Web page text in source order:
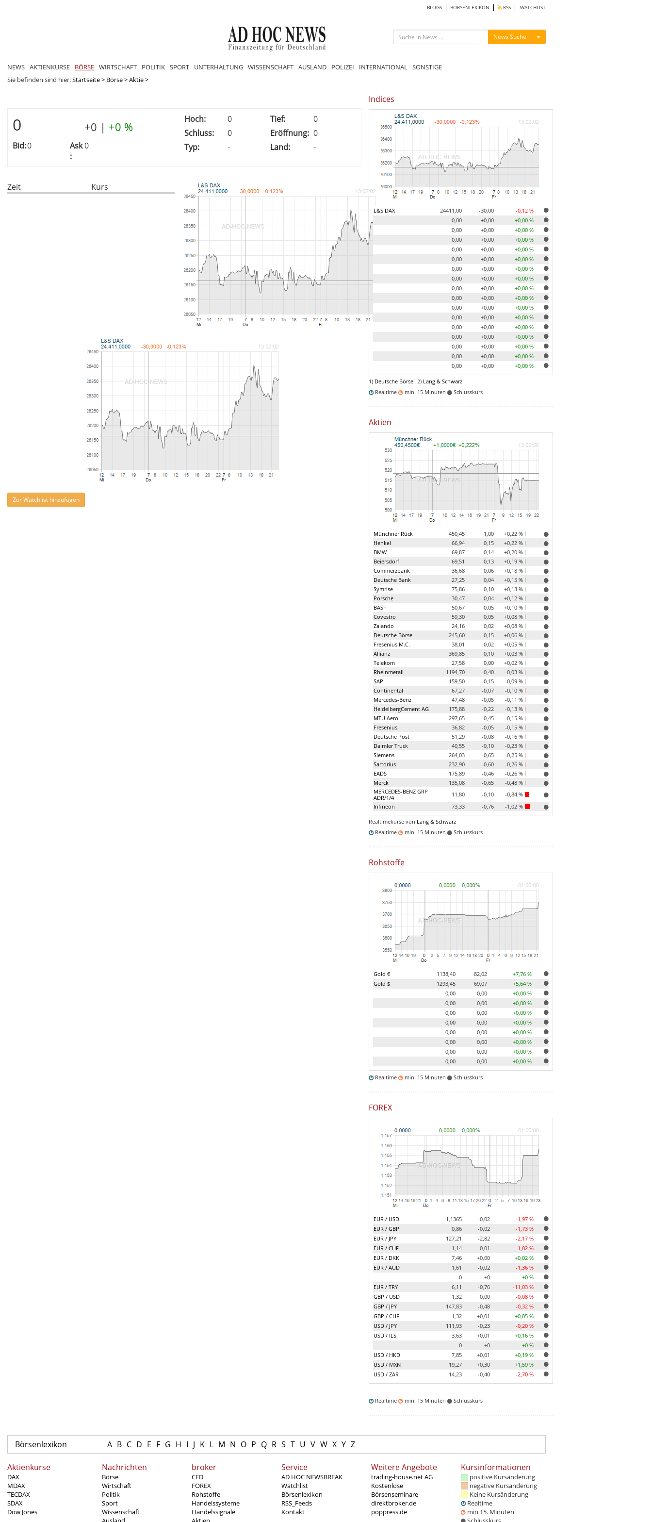
BLOGS BÖRSENLEXIKON RSS WATCHLIST
News Suche Menü ein-/ausblenden
NEWS AKTIENKURSE BÖRSE WIRTSCHAFT POLITIK SPORT UNTERHALTUNG WISSENSCHAFT AUSLAND POLIZEI INTERNATIONAL SONSTIGE
Sie befinden sind hier:Startseite> Börse>Aktie>
0 +0 | +0 %
Bid:0
Ask
:
0
Hoch: 0 Tief:
0
Schluss:
0 Eröffnung: 0
Typ:
- Land: -
Zeit Kurs
Zur Watchlist hinzufügen
Indices
L&S DAX 24411,00 -30,00
-0,12 %
0,00
+0,00
+0,00 %
0,00
+0,00
+0,00 %
0,00
+0,00
+0,00 %
0,00
+0,00
+0,00 %
0,00
+0,00
+0,00 %
0,00
+0,00
+0,00 %
0,00
+0,00
+0,00 %
0,00
+0,00
+0,00 %
0,00
+0,00
+0,00 %
0,00
+0,00
+0,00 %
0,00
+0,00
+0,00 %
0,00
+0,00
+0,00 %
0,00
+0,00
+0,00 %
0,00
+0,00
+0,00 %
0,00
+0,00
+0,00 %
0,00
+0,00 +0,00 %
1) Deutsche Börse 2) Lang & Schwarz
Realtime
min. 15 Minuten Schlusskurs
Aktien
Münchner Rück 450,45 1,00
+0,22 %
Henkel
66,94 0,15
+0,22 %
BMW
69,87 0,14
+0,20 %
Beiersdorf
69,51 0,13
+0,19 %
Commerzbank
36,68 0,06
+0,18 %
Deutsche Bank
27,25 0,04
+0,15 %
Symrise
75,86 0,10
+0,13 %
Porsche
30,47 0,04
+0,12 %
BASF
50,67 0,05
+0,10 %
Covestro
59,30 0,05
+0,08 %
Zalando
24,16 0,02
+0,08 %
Deutsche Börse
245,60 0,15
+0,06 %
Fresenius M.C.
38,01 0,02
+0,05 %
Allianz
369,85 0,10
+0,03 %
Telekom
27,58 0,00
+0,02 %
Rheinmetall
1194,70 -0,40
-0,03 %
SAP
159,50 -0,15
-0,09 %
Continental
67,27 -0,07
-0,10 %
Mercedes-Benz
47,48 -0,05
-0,11 %
HeidelbergCement AG
175,88 -0,22
-0,13 %
MTU Aero
297,65 -0,45
-0,15 %
Fresenius
36,82 -0,05
-0,15 %
Deutsche Post
51,29 -0,08
-0,16 %
Daimler Truck
40,55 -0,10
-0,23 %
Siemens
264,03 -0,65
-0,25 %
Sartorius
232,90 -0,60
-0,26 %
EADS
175,89 -0,46
-0,26 %
Merck
135,08 -0,65
-0,48 %
MERCEDES-BENZ GRP
ADR/1/4
11,80 -0,10
-0,84 %
Infineon
73,33 -0,76 -1,02 %
Realtimekurse von Lang & Schwarz
Realtime
min. 15 Minuten Schlusskurs
Rohstoffe
Gold € 1138,40 82,02
+7,76 %
Gold $
1293,45 69,07
+5,64 %
0,00
0,00
+0,00 %
0,00
0,00
+0,00 %
0,00
0,00
+0,00 %
0,00
0,00
+0,00 %
0,00
0,00
+0,00 %
0,00
0,00
+0,00 %
0,00
0,00
+0,00 %
0,00
0,00 +0,00 %
Realtime min. 15 Minuten Schlusskurs
FOREX
EUR / USD 1,1365 -0,02
-1,97 %
EUR / GBP
0,86 -0,02
-1,73 %
EUR / JPY
127,21 -2,82
-2,17 %
EUR / CHF
1,14 -0,01
-1,02 %
EUR / DKK
7,46 +0,00
+0,02 %
EUR / AUD
1,61 -0,02
-1,36 %
0
+0
+0 %
EUR / TRY
6,11 -0,76
-11,03 %
GBP / USD
1,32 0,00
-0,08 %
GBP / JPY
147,83 -0,48
-0,32 %
GBP / CHF
1,32 +0,01
+0,85 %
USD / JPY
111,93 -0,23
-0,20 %
USD / ILS
3,63 +0,01
+0,16 %
0
+0
+0 %
USD / HKD
7,85 +0,01
+0,19 %
USD / MXN
19,27 +0,30
+1,59 %
USD / ZAR
14,23 -0,40 -2,70 %
Realtime min. 15 Minuten Schlusskurs
Börsenlexikon A B C D E F G H I J K L M N O P Q R S T U V W X Y Z
Aktienkurse
DAX
MDAX
TECDAX
SDAX
Dow Jones
Nachrichten
Börse
Wirtschaft
Politik
Sport
Wissenschaft
broker
CFD
FOREX
Rohstoffe
Handelssysteme
Handelssignale
Service
AD HOC NEWSBREAK
Watchlist
Börsenlexikon
RSS_Feeds
Kontakt
Weitere Angebote
trading-house.net AG
Kostenlose
Börsenseminare
direktbroker.de
poppress.de
Kursinformationen
positive Kursänderung
negative Kursänderung
Keine Kursänderung
Realtime
min 15. Minuten